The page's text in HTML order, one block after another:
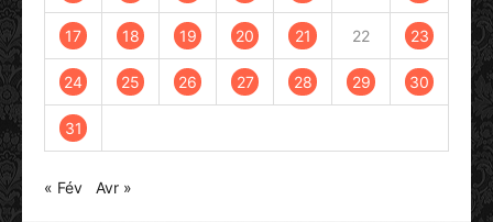
17 18 19 20 21 22 23
24 25 26 27 28 29 30
31
« Fév Avr »